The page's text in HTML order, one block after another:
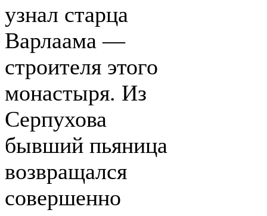
узнал старца
Варлаама —
строителя этого
монастыря. Из
Серпухова
бывший пьяница
возвращался
совершенно